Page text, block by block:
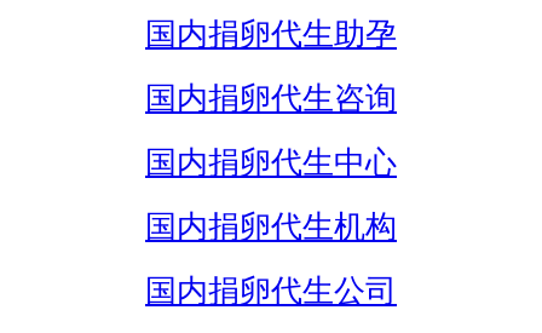
国内捐卵代生助孕
国内捐卵代生咨询
国内捐卵代生中心
国内捐卵代生机构
国内捐卵代生公司